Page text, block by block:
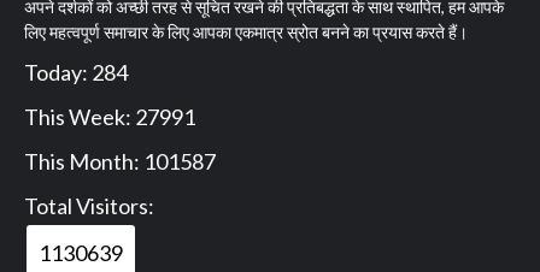
अपने दर्शकों को अच्छी तरह से सूचित रखने की प्रतिबद्धता के साथ स्थापित, हम आपके
लिए महत्वपूर्ण समाचार के लिए आपका एकमात्र स्रोत बनने का प्रयास करते हैं।
Today: 284
This Week: 27991
This Month: 101587
Total Visitors:
1130639